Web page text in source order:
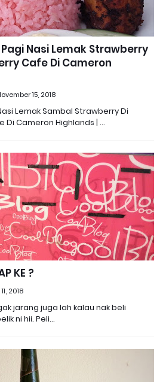
Nasi Lemak Strawberry
Cafe Di Cameron
15, 2018
Lemak Sambal Strawberry Di
Di Cameron Highlands | …
KE ?
2018
jarang juga lah kalau nak beli
ni hii. Peli…